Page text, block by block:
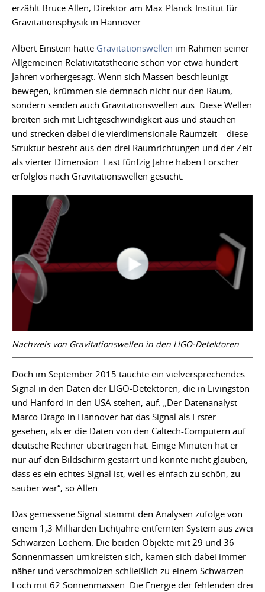
erzählt Bruce Allen, Direktor am Max-Planck-Institut für
Gravitationsphysik in Hannover.
Albert Einstein hatte Gravitationswellen im Rahmen seiner
Allgemeinen Relativitätstheorie schon vor etwa hundert
Jahren vorhergesagt. Wenn sich Massen beschleunigt
bewegen, krümmen sie demnach nicht nur den Raum,
sondern senden auch Gravitationswellen aus. Diese Wellen
breiten sich mit Lichtgeschwindigkeit aus und stauchen
und strecken dabei die vierdimensionale Raumzeit – diese
Struktur besteht aus den drei Raumrichtungen und der Zeit
als vierter Dimension. Fast fünfzig Jahre haben Forscher
erfolglos nach Gravitationswellen gesucht.
Nachweis von Gravitationswellen in den LIGO-Detektoren
Doch im September 2015 tauchte ein vielversprechendes
Signal in den Daten der LIGO-Detektoren, die in Livingston
und Hanford in den USA stehen, auf. „Der Datenanalyst
Marco Drago in Hannover hat das Signal als Erster
gesehen, als er die Daten von den Caltech-Computern auf
deutsche Rechner übertragen hat. Einige Minuten hat er
nur auf den Bildschirm gestarrt und konnte nicht glauben,
dass es ein echtes Signal ist, weil es einfach zu schön, zu
sauber war“, so Allen.
Das gemessene Signal stammt den Analysen zufolge von
einem 1,3 Milliarden Lichtjahre entfernten System aus zwei
Schwarzen Löchern: Die beiden Objekte mit 29 und 36
Sonnenmassen umkreisten sich, kamen sich dabei immer
näher und verschmolzen schließlich zu einem Schwarzen
Loch mit 62 Sonnenmassen. Die Energie der fehlenden drei